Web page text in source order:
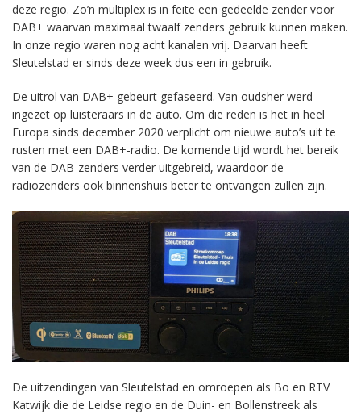
deze regio. Zo’n multiplex is in feite een gedeelde zender voor
DAB+ waarvan maximaal twaalf zenders gebruik kunnen maken.
In onze regio waren nog acht kanalen vrij. Daarvan heeft
Sleutelstad er sinds deze week dus een in gebruik.
De uitrol van DAB+ gebeurt gefaseerd. Van oudsher werd
ingezet op luisteraars in de auto. Om die reden is het in heel
Europa sinds december 2020 verplicht om nieuwe auto’s uit te
rusten met een DAB+-radio. De komende tijd wordt het bereik
van de DAB-zenders verder uitgebreid, waardoor de
radiozenders ook binnenshuis beter te ontvangen zullen zijn.
De uitzendingen van Sleutelstad en omroepen als Bo en RTV
Katwijk die de Leidse regio en de Duin- en Bollenstreek als